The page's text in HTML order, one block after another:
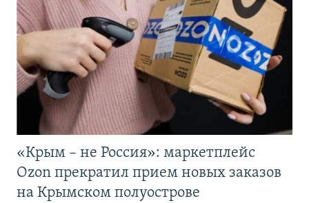
«Крым – не Россия»: маркетплейс
Ozon прекратил прием новых заказов
на Крымском полуострове